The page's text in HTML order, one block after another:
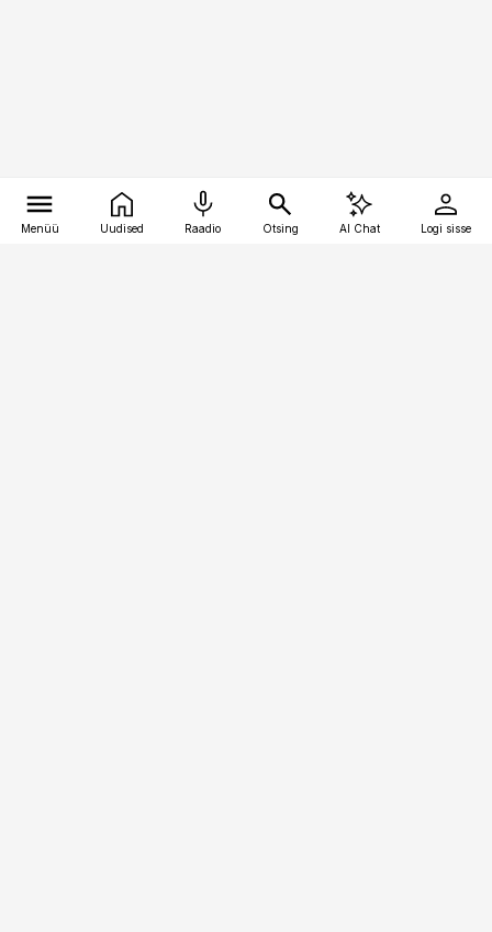
Menüü Uudised Raadio Otsing AI Chat Logi sisse